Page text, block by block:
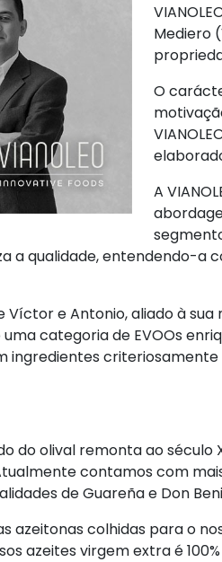
Mediero
O
A
a qualidade, entendendo-
e Antonio, aliado à
categoria de EVOOs
ingredientes
do olival remonta ao
contamos com
de Guareña e Don
azeitonas colhidas para o
azeites virgem extra é